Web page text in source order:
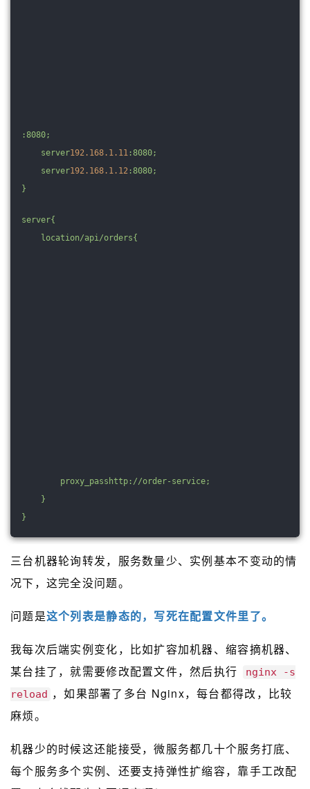
:8080;
server192.168.1.11 :8080;
server192.168.1.12 :8080;
}
server{
location/api/orders{
proxy_pass http://order-service;
}
}
三台机器轮询转发，服务数量少、实例基本不变动的情
况下，这完全没问题。
问题是这个列表是静态的，写死在配置文件里了。
我每次后端实例变化，比如扩容加机器、缩容摘机器、
某台挂了，就需要修改配置文件，然后执行
nginx -s
reload
，如果部署了多台 Nginx，每台都得改，比较
麻烦。
机器少的时候这还能接受，微服务都几十个服务打底、
每个服务多个实例、还要支持弹性扩缩容，靠手工改配